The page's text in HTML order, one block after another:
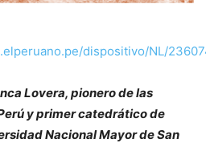
dispositivo/NL/
Lovera, pionero de las
y primer catedrático de
Nacional Mayor de San